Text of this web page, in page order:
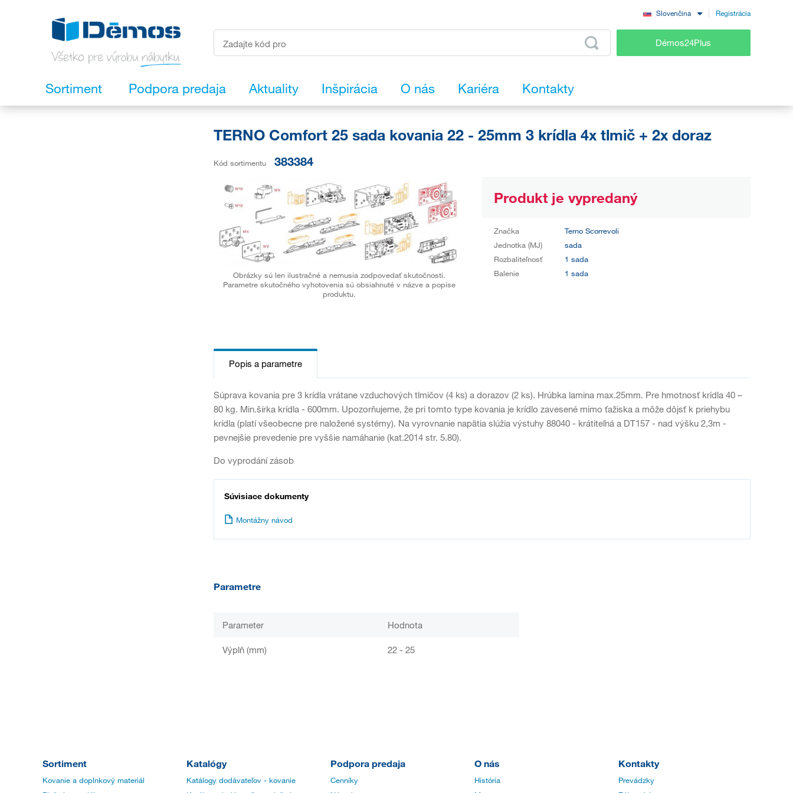
Slovenčina Registrácia
Démos24Plus
Sortiment Podpora predaja Aktuality Inšpirácia O nás Kariéra Kontakty
TERNO Comfort 25 sada kovania 22 - 25mm 3 krídla 4x tlmič + 2x doraz
Kód sortimentu 383384
Obrázky sú len ilustračné a nemusia zodpovedať skutočnosti.
Parametre skutočného vyhotovenia sú obsiahnuté v názve a popise
produktu.
Produkt je vypredaný
Značka
Terno Scorrevoli
Jednotka (MJ)
sada
Rozbaliteľnosť
1 sada
Balenie
1 sada
Popis a parametre
Súprava kovania pre 3 krídla vrátane vzduchových tlmičov (4 ks) a dorazov (2 ks). Hrúbka lamina max.25mm. Pre hmotnosť krídla 40 –
80 kg. Min.šírka krídla - 600mm. Upozorňujeme, že pri tomto type kovania je krídlo zavesené mimo ťažiska a môže dôjsť k priehybu
krídla (platí všeobecne pre naložené systémy). Na vyrovnanie napätia slúžia výstuhy 88040 - krátiteľná a DT157 - nad výšku 2,3m -
pevnejšie prevedenie pre vyššie namáhanie (kat.2014 str. 5.80).
Do vyprodání zásob
Súvisiace dokumenty
Montážny návod
Parametre
Parameter Hodnota
Výplň (mm) 22 - 25
Sortiment
Kovanie a doplnkový materiál
Katalógy
Katálogy dodávateľov - kovanie
Podpora predaja
Cenníky
O nás
História
Kontakty
Prevádzky